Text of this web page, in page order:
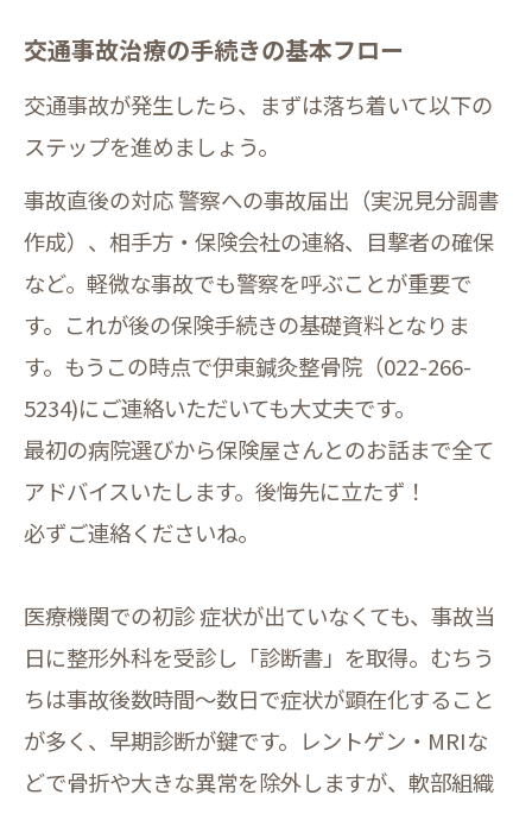
交通事故治療の手続きの基本フロー
交通事故が発生したら、まずは落ち着いて以下の
ステップを進めましょう。
事故直後の対応 警察への事故届出（実況見分調書
作成）、相手方・保険会社の連絡、目撃者の確保
など。軽微な事故でも警察を呼ぶことが重要で
す。これが後の保険手続きの基礎資料となりま
す。もうこの時点で伊東鍼灸整骨院（022-266-
5234)にご連絡いただいても大丈夫です。
最初の病院選びから保険屋さんとのお話まで全て
アドバイスいたします。後悔先に立たず！
必ずご連絡くださいね。
医療機関での初診 症状が出ていなくても、事故当
日に整形外科を受診し「診断書」を取得。むちう
ちは事故後数時間～数日で症状が顕在化すること
が多く、早期診断が鍵です。レントゲン・MRIな
どで骨折や大きな異常を除外しますが、軟部組織